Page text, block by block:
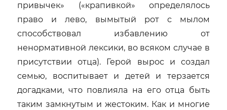
привычек» («крапивкой» определялось
право и лево, вымытый рот с мылом
способствовал избавлению от
ненормативной лексики, во всяком случае в
присутствии отца). Герой вырос и создал
семью, воспитывает и детей и терзается
догадками, что повлияла на его отца быть
таким замкнутым и жестоким. Как и многие